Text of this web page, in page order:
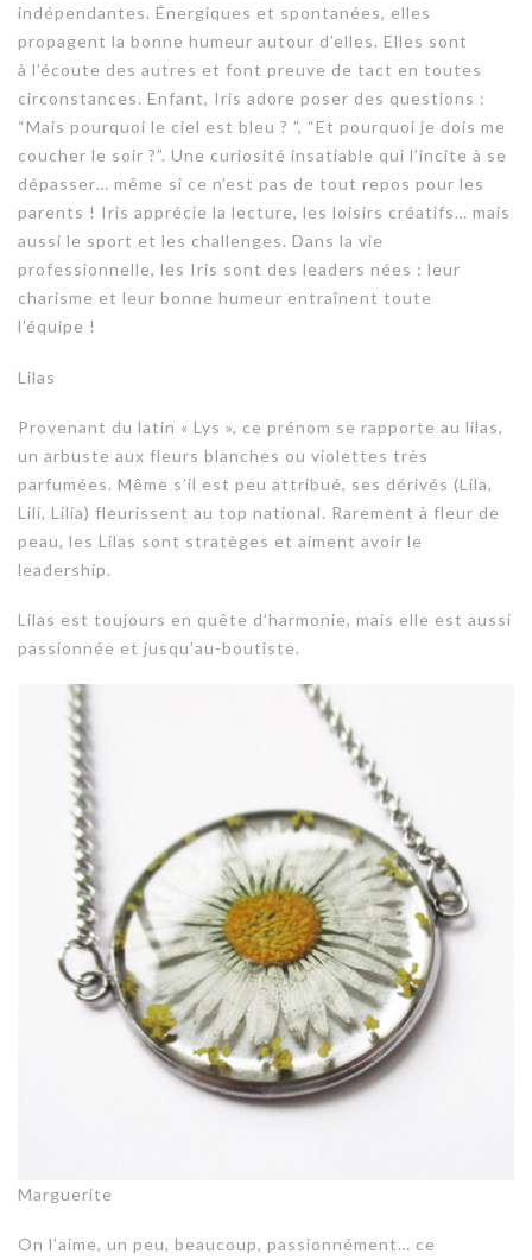
indépendantes. Énergiques et spontanées, elles
propagent la bonne humeur autour d’elles. Elles sont
à l’écoute des autres et font preuve de tact en toutes
circonstances. Enfant, Iris adore poser des questions :
“Mais pourquoi le ciel est bleu ? ”, “Et pourquoi je dois me
coucher le soir ?”. Une curiosité insatiable qui l’incite à se
dépasser… même si ce n’est pas de tout repos pour les
parents ! Iris apprécie la lecture, les loisirs créatifs… mais
aussi le sport et les challenges. Dans la vie
professionnelle, les Iris sont des leaders nées : leur
charisme et leur bonne humeur entraînent toute
l’équipe !
Lilas
Provenant du latin « Lys », ce prénom se rapporte au lilas,
un arbuste aux fleurs blanches ou violettes très
parfumées. Même s’il est peu attribué, ses dérivés (Lila,
Lili, Lilia) fleurissent au top national. Rarement à fleur de
peau, les Lilas sont stratèges et aiment avoir le
leadership.
Lilas est toujours en quête d’harmonie, mais elle est aussi
passionnée et jusqu’au-boutiste.
Marguerite
On l’aime, un peu, beaucoup, passionnément… ce